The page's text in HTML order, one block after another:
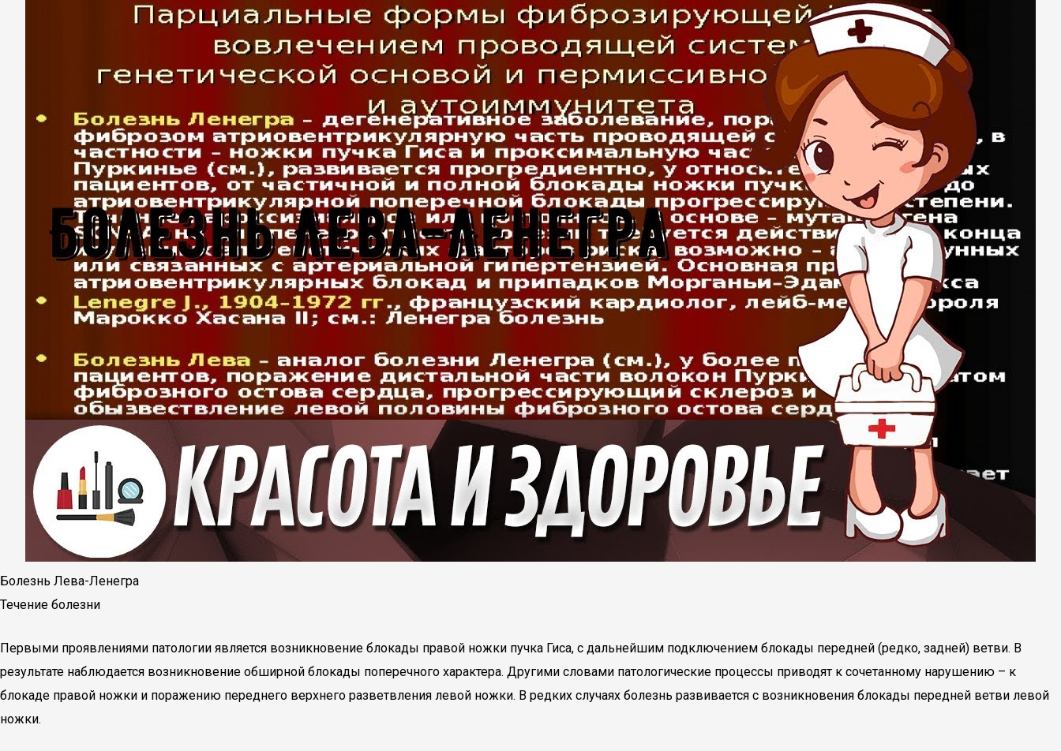
Болезнь Лева-Ленегра
Течение болезни
Первыми проявлениями патологии является возникновение блокады правой ножки пучка Гиса, с дальнейшим подключением блокады передней (редко, задней) ветви. В
результате наблюдается возникновение обширной блокады поперечного характера. Другими словами патологические процессы приводят к сочетанному нарушению – к
блокаде правой ножки и поражению переднего верхнего разветвления левой ножки. В редких случаях болезнь развивается с возникновения блокады передней ветви левой
ножки.